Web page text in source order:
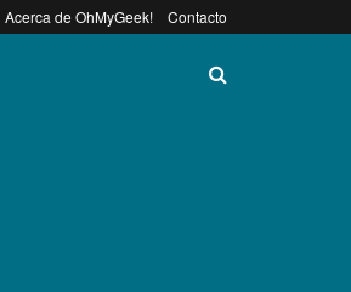
Acerca de OhMyGeek! Contacto